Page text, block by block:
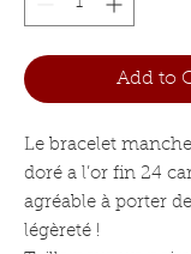
Add to
Le bracelet
doré a l’or fin 24
agréable à porter
légèreté !